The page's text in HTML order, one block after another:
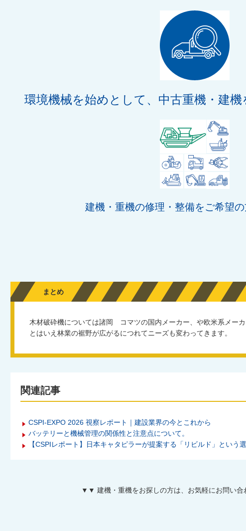
環境機械を始めとして、中古重機・建
建機・重機の修理・整備をご希望の
まとめ
木材破砕機については諸岡 コマツの国内メーカー、や欧米系メーカ
とはいえ林業の裾野が広がるにつれてニーズも変わってきます。
関連記事
CSPI-EXPO 2026 視察レポート｜建設業界の今とこれから
バッテリーと機械管理の関係性と注意点について。
【CSPIレポート】日本キャタピラーが提案する「リビルド」という
▼▼ 建機・重機をお探しの方は、お気軽にお問い